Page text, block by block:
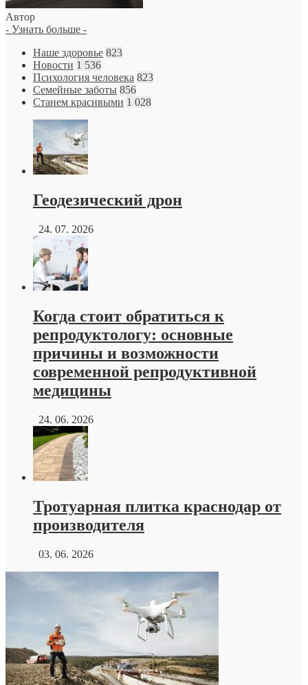
Автор
- Узнать больше -
Наше здоровье 823
Новости 1 536
Психология человека 823
Семейные заботы 856
Станем красивыми 1 028
Геодезический дрон
24. 07. 2026
Когда стоит обратиться к
репродуктологу: основные
причины и возможности
современной репродуктивной
медицины
24. 06. 2026
Тротуарная плитка краснодар от
производителя
03. 06. 2026